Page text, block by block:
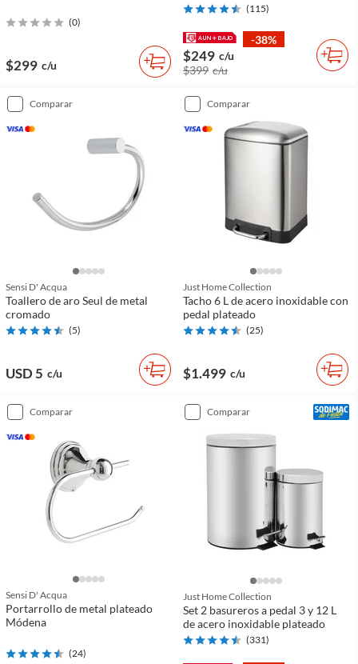
(0)
$299 c/u
(115)
-38%
$249 c/u
$399 c/u
comparar
Sensi D' Acqua
Toallero de aro Seul de metal
cromado
(5)
USD 5 c/u
comparar
Just Home Collection
Tacho 6 L de acero inoxidable con
pedal plateado
(25)
$1.499 c/u
comparar
Sensi D' Acqua
Portarrollo de metal plateado
Módena
(24)
comparar
Just Home Collection
Set 2 basureros a pedal 3 y 12 L
de acero inoxidable plateado
(331)